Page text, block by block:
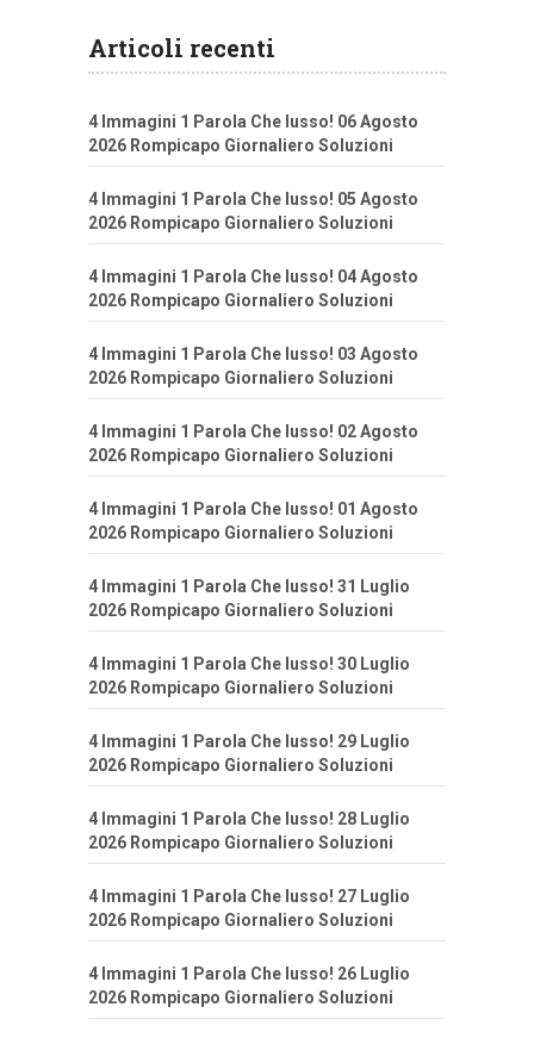
Articoli recenti
4 Immagini 1 Parola Che lusso! 06 Agosto
2026 Rompicapo Giornaliero Soluzioni
4 Immagini 1 Parola Che lusso! 05 Agosto
2026 Rompicapo Giornaliero Soluzioni
4 Immagini 1 Parola Che lusso! 04 Agosto
2026 Rompicapo Giornaliero Soluzioni
4 Immagini 1 Parola Che lusso! 03 Agosto
2026 Rompicapo Giornaliero Soluzioni
4 Immagini 1 Parola Che lusso! 02 Agosto
2026 Rompicapo Giornaliero Soluzioni
4 Immagini 1 Parola Che lusso! 01 Agosto
2026 Rompicapo Giornaliero Soluzioni
4 Immagini 1 Parola Che lusso! 31 Luglio
2026 Rompicapo Giornaliero Soluzioni
4 Immagini 1 Parola Che lusso! 30 Luglio
2026 Rompicapo Giornaliero Soluzioni
4 Immagini 1 Parola Che lusso! 29 Luglio
2026 Rompicapo Giornaliero Soluzioni
4 Immagini 1 Parola Che lusso! 28 Luglio
2026 Rompicapo Giornaliero Soluzioni
4 Immagini 1 Parola Che lusso! 27 Luglio
2026 Rompicapo Giornaliero Soluzioni
4 Immagini 1 Parola Che lusso! 26 Luglio
2026 Rompicapo Giornaliero Soluzioni